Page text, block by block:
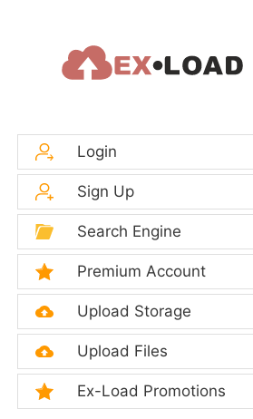
Login
Sign Up
Search Engine
Premium Account
Upload Storage
Upload Files
Ex-Load Promotions